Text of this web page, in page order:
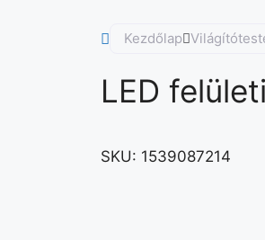
Kezdőlap
LED
SKU: 1539087214